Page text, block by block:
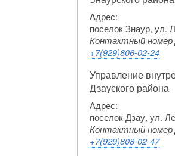
Адрес:
поселок Знаур, ул.
Контактный
+7(929)806-02-24
Управление
Дзауского района
Адрес:
поселок Дзау, ул.
Контактный
+7(929)808-02-47